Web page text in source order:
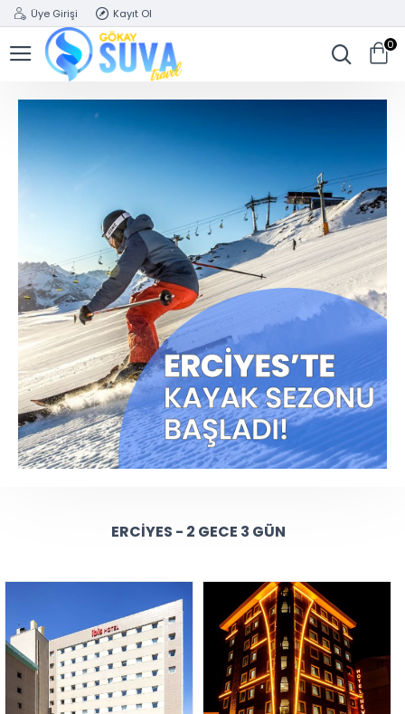
Üye Girişi Kayıt Ol
0
ERCIYES - 2 GECE 3 GÜN